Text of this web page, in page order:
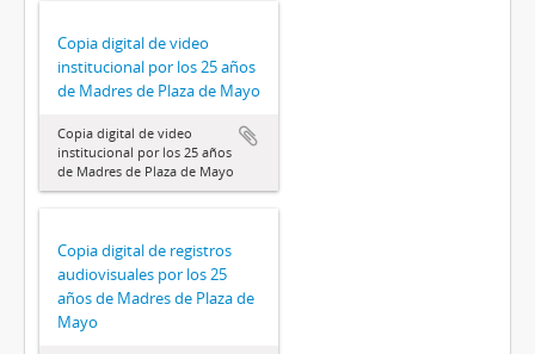
Copia digital de video
institucional por los 25 años
de Madres de Plaza de Mayo
Copia digital de video
institucional por los 25 años
de Madres de Plaza de Mayo
Copia digital de registros
audiovisuales por los 25
años de Madres de Plaza de
Mayo